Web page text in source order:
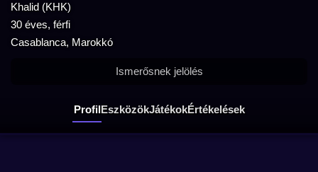
Khalid (KHK)
30 éves, férfi
Casablanca, Marokkó
ProfilEszközökJátékokÉrtékelések
Ismerősnek jelölés